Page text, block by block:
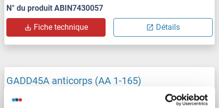
N° du produit ABIN7430057
Fiche technique Détails
GADD45A anticorps (AA 1-165)
Hôte: Souris